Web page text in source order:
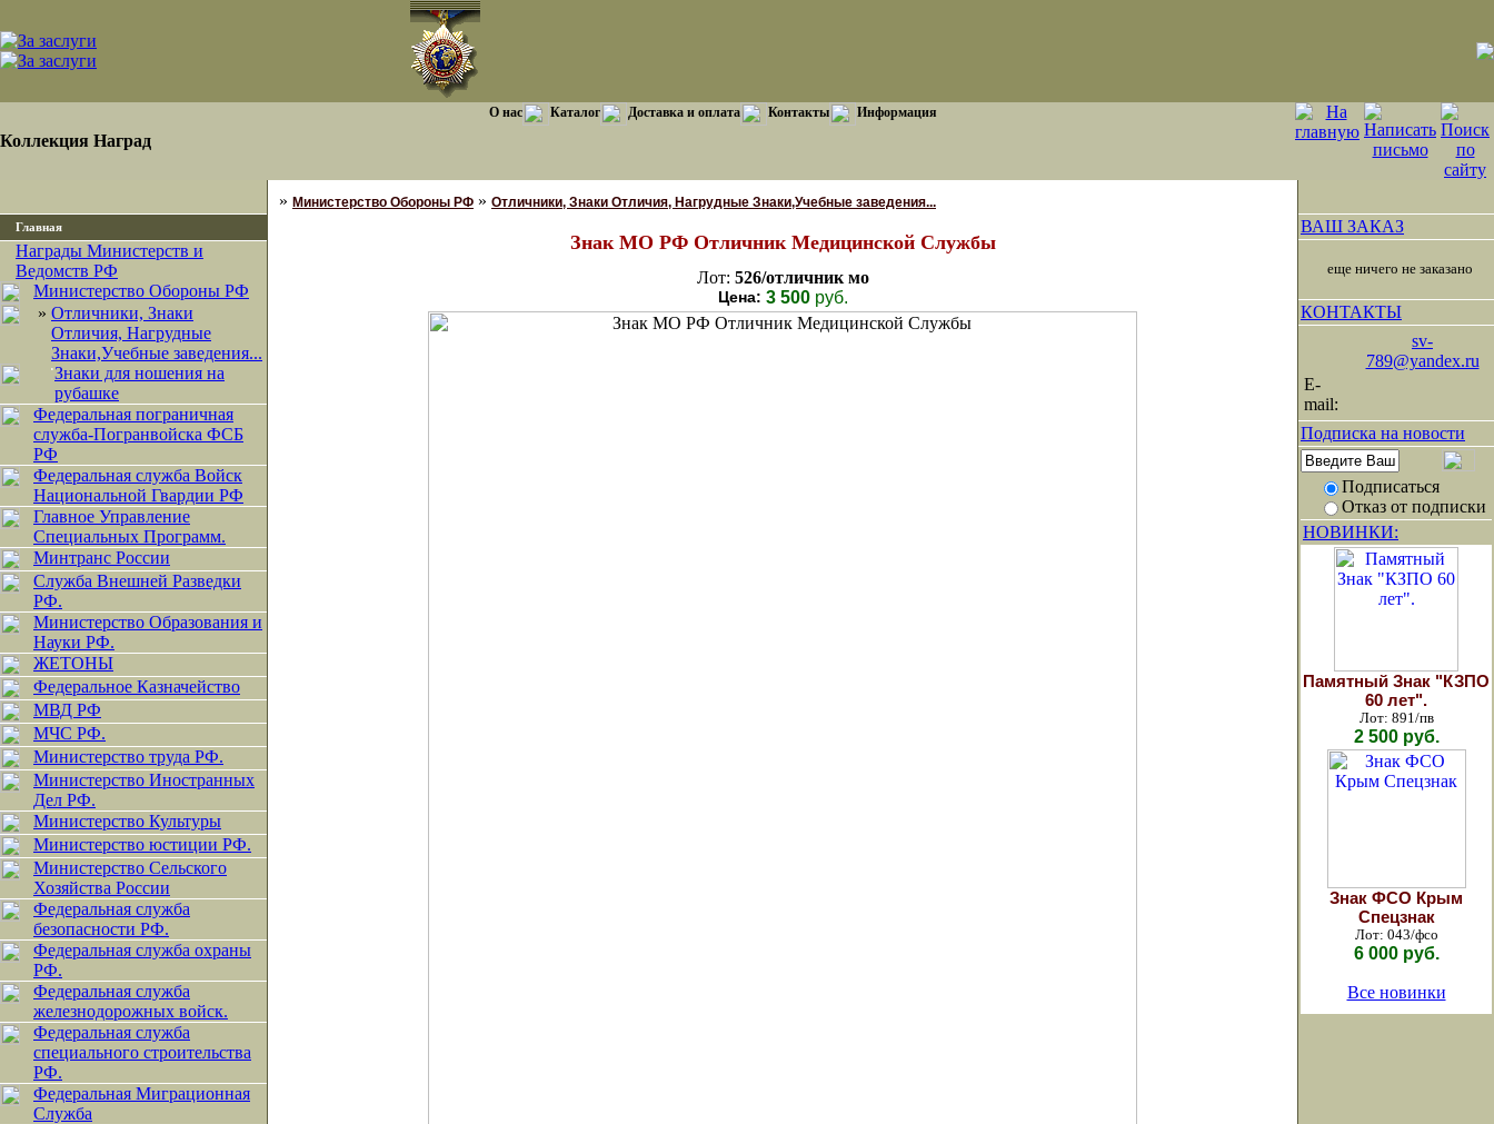
Коллекция Наград
О нас Каталог Доставка и оплата Контакты Информация
Главная
Награды Министерств и
Ведомств РФ
Министерство Обороны РФ
» Отличники, Знаки
Отличия, Нагрудные
Знаки,Учебные заведения...
·Знаки для ношения на
рубашке
Федеральная пограничная
служба-Погранвойска ФСБ
РФ
Федеральная служба Войск
Национальной Гвардии РФ
Главное Управление
Специальных Программ.
Минтранс России
Служба Внешней Разведки
РФ.
Министерство Образования и
Науки РФ.
ЖЕТОНЫ
Федеральное Казначейство
МВД РФ
МЧС РФ.
Министерство труда РФ.
Министерство Иностранных
Дел РФ.
Министерство Культуры
Министерство юстиции РФ.
Министерство Сельского
Хозяйства России
Федеральная служба
безопасности РФ.
Федеральная служба охраны
РФ.
Федеральная служба
железнодорожных войск.
Федеральная служба
специального строительства
РФ.
Федеральная Миграционная
Служба
» Министерство Обороны РФ » Отличники, Знаки Отличия, Нагрудные Знаки,Учебные заведения...
Знак МО РФ Отличник Медицинской Службы
Лот: 526/отличник мо
Цена: 3 500руб.
ВАШ ЗАКАЗ
еще ничего не заказано
КОНТАКТЫ
sv-
789@yandex.ru
E-
mail:
Подписка на новости
Подписаться
Отказ от подписки
НОВИНКИ:
Памятный Знак "КЗПО
60 лет".
Лот: 891/пв
2 500 руб.
Знак ФСО Крым
Спецзнак
Лот: 043/фсо
6 000 руб.
Все новинки